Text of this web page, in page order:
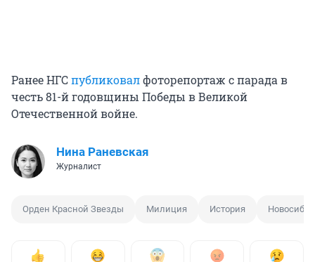
Ранее НГСпубликовалфоторепортаж с парада в
честь 81-й годовщины Победы в Великой
Отечественной войне.
Нина Раневская
Журналист
Орден Красной Звезды Милиция История